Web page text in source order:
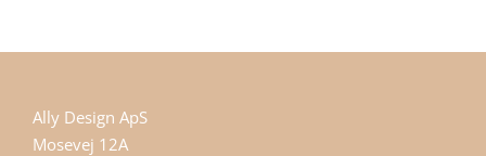
Ally Design ApS
Mosevej 12A